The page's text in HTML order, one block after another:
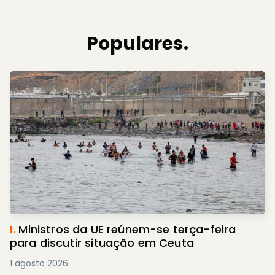
Populares.
I. Ministros da UE reúnem-se terça-feira
para discutir situação em Ceuta
1 agosto 2026